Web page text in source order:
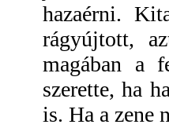
hazaérni.
rágyújtott,
magában a
szerette, ha
is. Ha a zene